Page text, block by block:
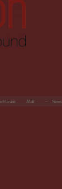
AGB – News